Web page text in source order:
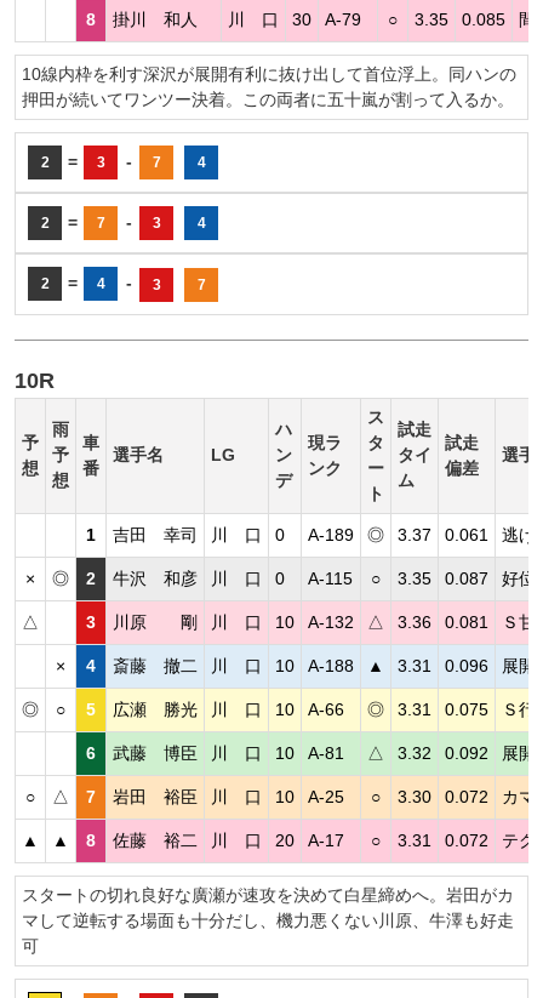
8 掛川 和人 川 口 30 A-79 ○ 3.35 0.085 間
10線内枠を利す深沢が展開有利に抜け出して首位浮上。同ハンの
押田が続いてワンツー決着。この両者に五十嵐が割って入るか。
2 = 3 - 7 4
2 = 7 - 3 4
2 = 4 - 3 7
10R
予
想
雨
予
想
車
番
選手名 LG
ハ
ン
デ
現ラ
ンク
ス
タ
ー
ト
試走
タイ
ム
試走
偏差
選手
1 吉田 幸司 川 口 0 A-189 ◎ 3.37 0.061 逃げ
× ◎ 2 牛沢 和彦 川 口 0 A-115 ○ 3.35 0.087 好位
△ 3 川原 剛 川 口 10 A-132 △ 3.36 0.081 Ｓ甘
× 4 斎藤 撤二 川 口 10 A-188 ▲ 3.31 0.096 展開
◎ ○ 5 広瀬 勝光 川 口 10 A-66 ◎ 3.31 0.075 Ｓ行
6 武藤 博臣 川 口 10 A-81 △ 3.32 0.092 展開
○ △ 7 岩田 裕臣 川 口 10 A-25 ○ 3.30 0.072 カマ
▲ ▲ 8 佐藤 裕二 川 口 20 A-17 ○ 3.31 0.072 テク
スタートの切れ良好な廣瀬が速攻を決めて白星締めへ。岩田がカ
マして逆転する場面も十分だし、機力悪くない川原、牛澤も好走
可